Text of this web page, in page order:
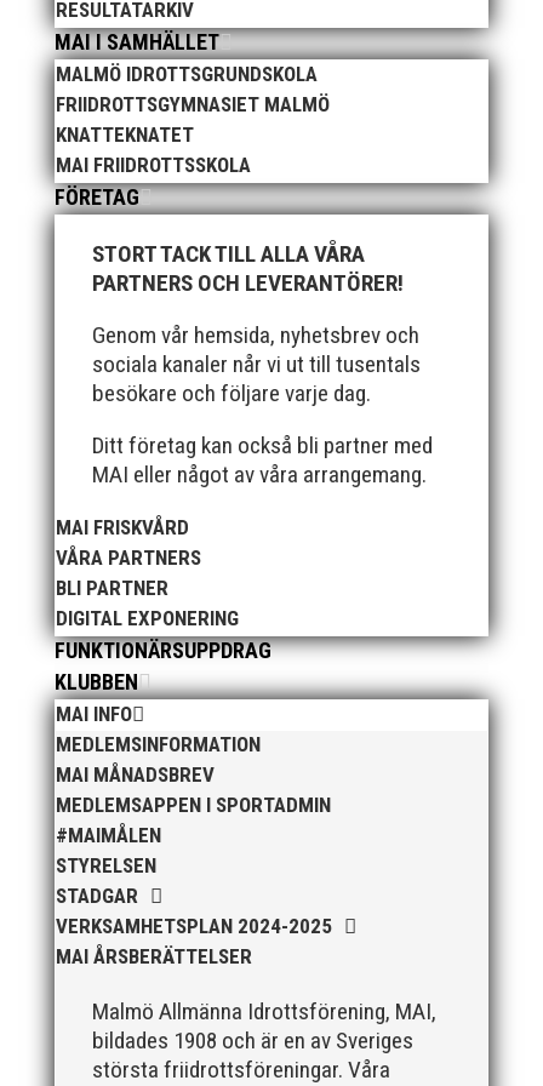
RESULTATARKIV
MAI I SAMHÄLLET
MALMÖ IDROTTSGRUNDSKOLA
FRIIDROTTSGYMNASIET MALMÖ
KNATTEKNATET
MAI FRIIDROTTSSKOLA
FÖRETAG
STORT TACK TILL ALLA VÅRA
PARTNERS OCH LEVERANTÖRER!
Genom vår hemsida, nyhetsbrev och
sociala kanaler når vi ut till tusentals
besökare och följare varje dag.
Ditt företag kan också bli partner med
MAI eller något av våra arrangemang.
MAI FRISKVÅRD
VÅRA PARTNERS
BLI PARTNER
DIGITAL EXPONERING
FUNKTIONÄRSUPPDRAG
KLUBBEN
MAI INFO
MEDLEMSINFORMATION
MAI MÅNADSBREV
MEDLEMSAPPEN I SPORTADMIN
#MAIMÅLEN
STYRELSEN
STADGAR
VERKSAMHETSPLAN 2024-2025
MAI ÅRSBERÄTTELSER
Malmö Allmänna Idrottsförening, MAI,
bildades 1908 och är en av Sveriges
största friidrottsföreningar. Våra
Publicerat tidigare
Bilder från Stafett-SM 2026. Foto: Thomas
Leandersson Fler bilder från MAI:s Årsmöte 2026
Anders Hallström, 55, blir ny klubbchef i MAI. Han
brett idrottsintresse och har bland annat fungerat
som tränare inom hockeyn i Trelleborg och fotbollen i
Höllviken tidigare. I fortsättningen blir det dock
friidrott...
Efter att årsmötet avslutats följde en kväll med
stipendieutdelning, mat och underhållning. Bilder
från denna del hittar ni i länken nedan. Stort tack till
Bengt Bendéus som möjliggjorde och generöst
finansierade denna del av kvällen. Fler bilder från
MAI:s Årsmöte...